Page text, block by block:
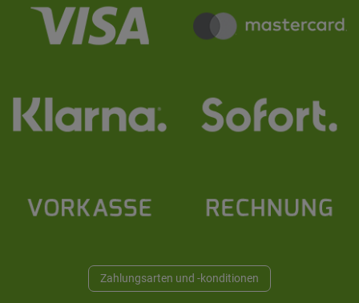
Zahlungsarten und -konditionen